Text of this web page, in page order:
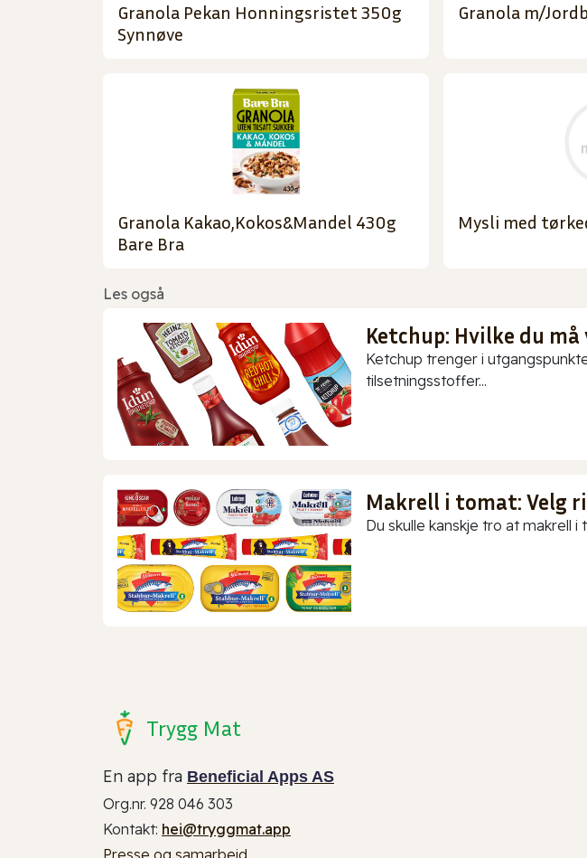
Granola Pekan Honningsristet 350g
Synnøve
Granola m/
Granola Kakao,Kokos&Mandel 430g
Bare Bra
Mysli med
Les også
Ketchup: Hvilke du
Ketchup trenger i
tilsetningsstoffer...
Makrell i tomat: Velg
Du skulle kanskje tro at makrell
Trygg Mat
En app fra Beneficial Apps AS
Org.nr. 928 046 303
Kontakt: hei@tryggmat.app